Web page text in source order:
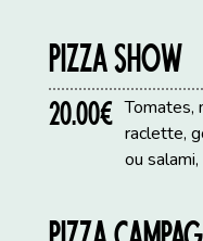
PIZZA SHOW
20.00€ Tomates,
raclette,
ou